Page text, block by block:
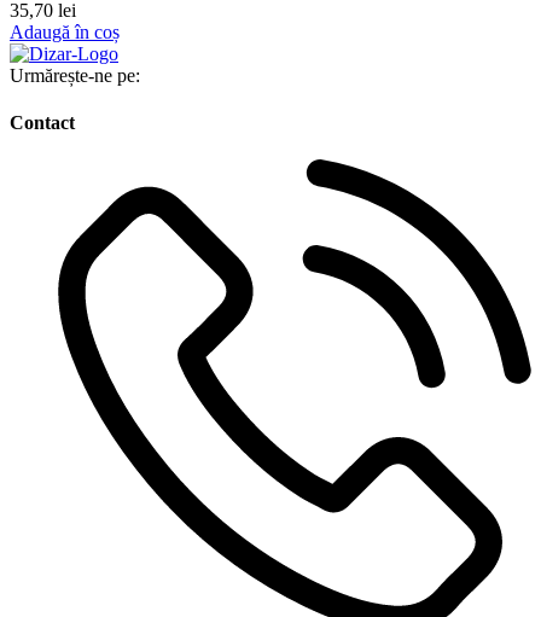
35,70 lei
Adaugă în coș
Urmărește-ne pe:
Contact